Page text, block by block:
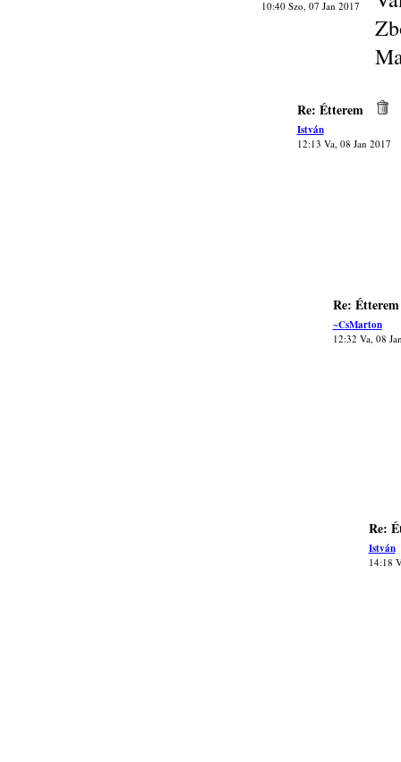
10:40 Szo, 07 Jan 2017
Re: Étterem
István
12:13 Va, 08 Jan 2017
Re: Étterem
~CsMarton
12:32 Va, 08
Re:
István
14:18